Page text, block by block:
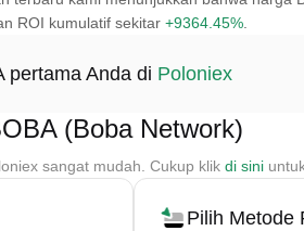
ROI kumulatif sekitar +9364.45%
pertama Anda di Poloniex
(Boba Network)
sangat mudah. Cukup klik di sini
Pilih Metode